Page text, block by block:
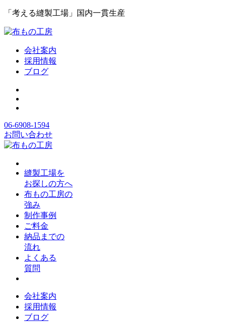
「考える縫製工場」国内一貫生産
会社案内
採用情報
ブログ
06-6908-1594
お問い合わせ
縫製工場を
お探しの方へ
布もの工房の
強み
制作事例
ご料金
納品までの
流れ
よくある
質問
会社案内
採用情報
ブログ